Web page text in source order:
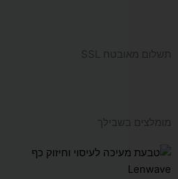
תשלום מאובטח SSL
מומלצים בשבילך